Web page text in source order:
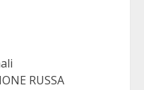
RUSSA